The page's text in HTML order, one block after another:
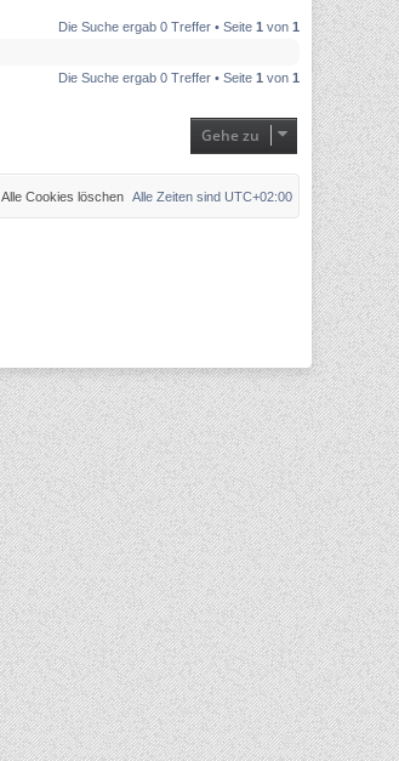
Die Suche ergab 0 Treffer • Seite 1 von 1
Die Suche ergab 0 Treffer • Seite 1 von 1
Gehe zu
Alle Zeiten sind UTC+02:00
Alle Cookies löschen